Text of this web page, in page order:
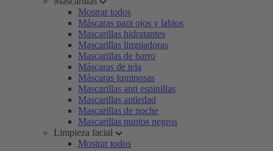
Mostrar todos
Máscaras para ojos y labios
Mascarillas hidratantes
Mascarillas limpiadoras
Mascarillas de barro
Máscaras de tela
Máscaras luminosas
Mascarillas anti espinillas
Mascarillas antiedad
Mascarillas de noche
Mascarillas puntos negros
Limpieza facial
Mostrar todos